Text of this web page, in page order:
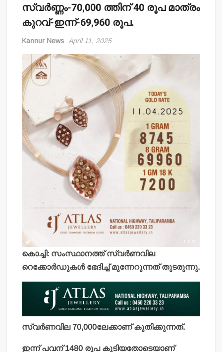
സ്വര്‍ണ്ണം-70,000 ത്തിന് 40 രൂപ മാത്രം
കുറവ്-ഇന്ന്-69,960 രൂപ.
Kannur News April 11, 2025
കൊച്ചി: സംസ്ഥാനത്ത് സ്വര്‍ണവില
റെക്കോര്‍ഡുകള്‍ ഭേദിച്ച് മുന്നേറുന്നത് തുടരുന്നു.
സ്വര്‍ണവില 70,000ലേക്കാണ് കുതിക്കുന്നത്.
ഇന്ന് പവന് 1480 രൂപ കൂടിയതോടെയാണ്